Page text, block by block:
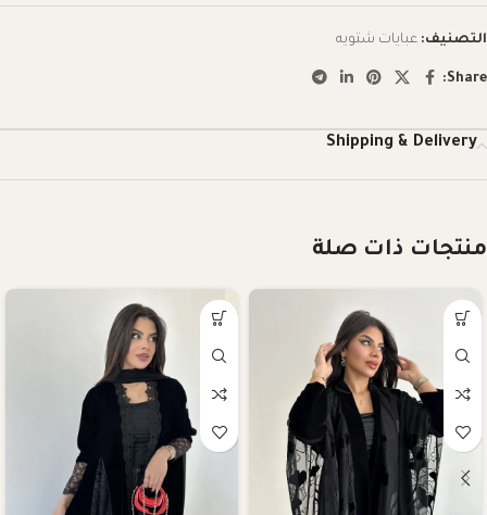
التصنيف: عبايات شتويه
Share:
Shipping & Delivery
منتجات ذات صلة